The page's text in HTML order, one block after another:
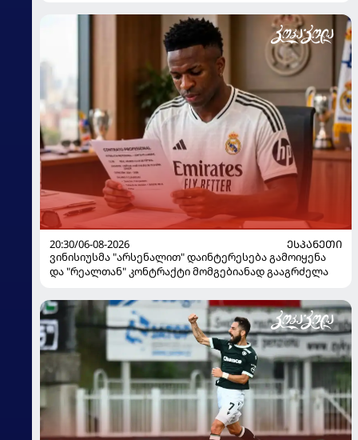
20:30/06-08-2026
ᲔᲡᲞᲐᲜᲔᲗᲘ
ვინისიუსმა "არსენალით" დაინტერესება გამოიყენა
და "რეალთან" კონტრაქტი მომგებიანად გააგრძელა